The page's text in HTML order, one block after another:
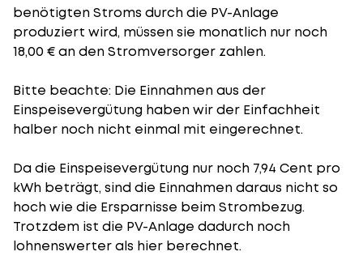
benötigten Stroms durch die PV-Anlage
produziert wird, müssen sie monatlich nur noch
18,00 € an den Stromversorger zahlen.
Bitte beachte: Die Einnahmen aus der
Einspeisevergütung haben wir der Einfachheit
halber noch nicht einmal mit eingerechnet.
Da die Einspeisevergütung nur noch 7,94 Cent pro
kWh beträgt, sind die Einnahmen daraus nicht so
hoch wie die Ersparnisse beim Strombezug.
Trotzdem ist die PV-Anlage dadurch noch
lohnenswerter als hier berechnet.